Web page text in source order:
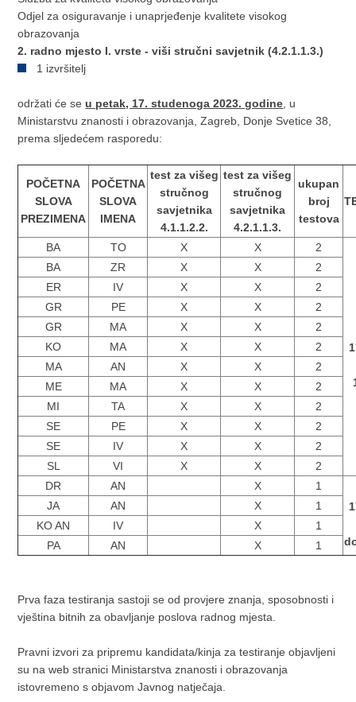
Odjel za osiguravanje i unaprjeđenje kvalitete visokog
obrazovanja
2. radno mjesto I. vrste - viši stručni savjetnik (4.2.1.1.3.)
1 izvršitelj
održati će seu petak, 17. studenoga 2023. godine , u
Ministarstvu znanosti i obrazovanja, Zagreb, Donje Svetice 38,
prema sljedećem rasporedu:
POČETNA
SLOVA
PREZIMENA
POČETNA
SLOVA
IMENA
test za višeg
stručnog
savjetnika
4.1.1.2.2.
test za višeg
stručnog
savjetnika
4.2.1.1.3.
ukupan
broj
testova
BA TO X X 2
BA ZR X X
2
ER
IV X X
2
GR
PE X X
2
GR
MA X X
2
KO
MA X X
2
MA
AN X X
2
ME
MA X X
2
MI
TA X X
2
SE
PE X X
2
SE
IV X X
2
SL
VI X X
2
DR
AN X
1
JA AN X
1
KO AN
IV X
1
PA
AN X 1
Prva faza testiranja sastoji se od provjere znanja, sposobnosti i
vještina bitnih za obavljanje poslova radnog mjesta.
Pravni izvori za pripremu kandidata/kinja za testiranje objavljeni
su na web stranici Ministarstva znanosti i obrazovanja
istovremeno s objavom Javnog natječaja.